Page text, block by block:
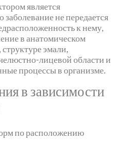
является
не передается
к нему,
в анатомическом
эмали,
лицевой области и
процессы в организме.
в зависимости
по расположению